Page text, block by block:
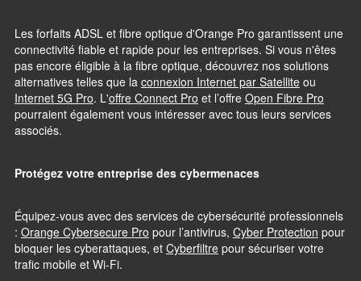
Les forfaits ADSL et fibre optique d'Orange Pro garantissent une
connectivité fiable et rapide pour les entreprises. Si vous n'êtes
pas encore éligible à la fibre optique, découvrez nos solutions
alternatives telles que la connexion Internet par Satelliteou
Internet 5G Pro. L'offre Connect Pro et l’offre Open Fibre Pro
pourraient également vous intéresser avec tous leurs services
associés.
Protégez votre entreprise des cybermenaces
Équipez-vous avec des services de cybersécurité professionnels
: Orange Cybersecure Pro pour l’antivirus, Cyber Protection pour
bloquer les cyberattaques, et Cyberfiltrepour sécuriser votre
trafic mobile et Wi-Fi.